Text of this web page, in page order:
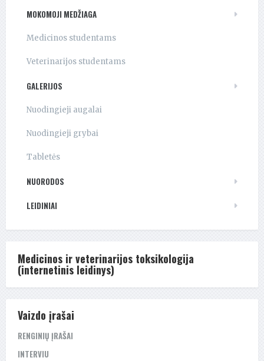
MOKOMOJI MEDŽIAGA
Medicinos studentams
Veterinarijos studentams
GALERIJOS
Nuodingieji augalai
Nuodingieji grybai
Tabletės
NUORODOS
LEIDINIAI
Medicinos ir veterinarijos toksikologija
(internetinis leidinys)
Vaizdo įrašai
RENGINIŲ ĮRAŠAI
INTERVIU